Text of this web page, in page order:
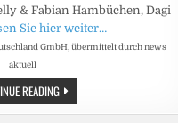
& Fabian Hambüchen, Dagi
Sie hier weiter…
GmbH, übermittelt durch news
aktuell
READINGIMMER
HART
AM